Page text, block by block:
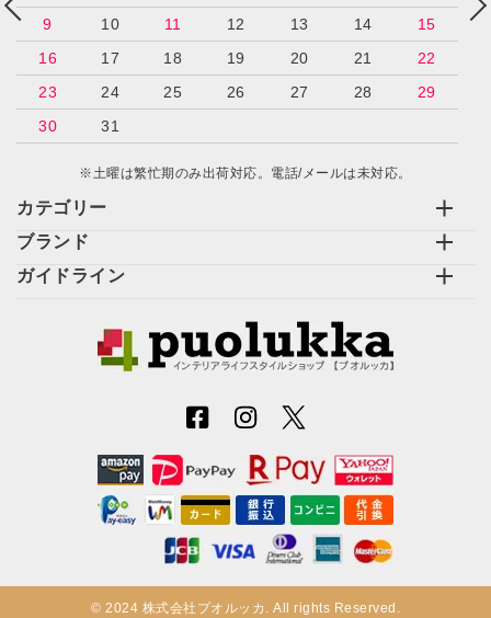
カテゴリー
ブランド
ガイドライン
9
10 11 12 13 14
15
16
17 18 19 20 21
22
23
24 25 26 27 28
29
30
31
※土曜は繁忙期のみ出荷対応。電話/メールは未対応。
© 2024 株式会社プオルッカ. All rights Reserved.